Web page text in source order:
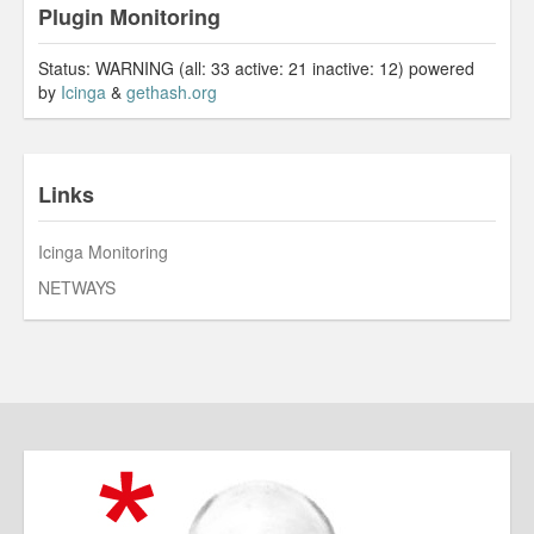
Plugin Monitoring
Status: WARNING (all: 33 active: 21 inactive: 12) powered
by Icinga & gethash.org
Links
Icinga Monitoring
NETWAYS